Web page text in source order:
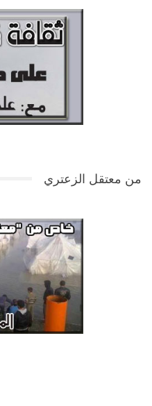
من معتقل الزعتري